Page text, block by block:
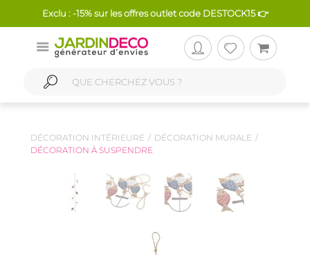
Exclu : -15% sur les offres outlet code DESTOCK15 👉
DÉCORATION INTÉRIEURE
DÉCORATION MURALE
DÉCORATION À SUSPENDRE